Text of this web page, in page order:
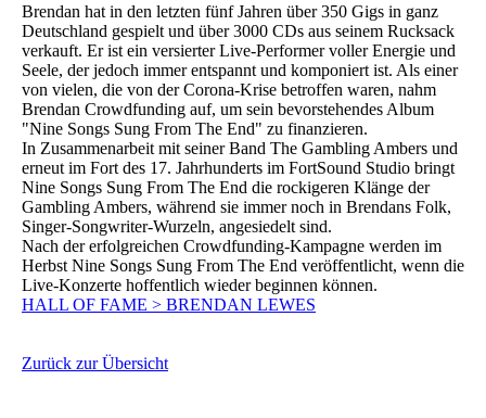
Brendan hat in den letzten fünf Jahren über 350 Gigs in ganz
Deutschland gespielt und über 3000 CDs aus seinem Rucksack
verkauft. Er ist ein versierter Live-Performer voller Energie und
Seele, der jedoch immer entspannt und komponiert ist. Als einer
von vielen, die von der Corona-Krise betroffen waren, nahm
Brendan Crowdfunding auf, um sein bevorstehendes Album
"Nine Songs Sung From The End" zu finanzieren.
In Zusammenarbeit mit seiner Band The Gambling Ambers und
erneut im Fort des 17. Jahrhunderts im FortSound Studio bringt
Nine Songs Sung From The End die rockigeren Klänge der
Gambling Ambers, während sie immer noch in Brendans Folk,
Singer-Songwriter-Wurzeln, angesiedelt sind.
Nach der erfolgreichen Crowdfunding-Kampagne werden im
Herbst Nine Songs Sung From The End veröffentlicht, wenn die
Live-Konzerte hoffentlich wieder beginnen können.
HALL OF FAME > BRENDAN LEWES
Zurück zur Übersicht